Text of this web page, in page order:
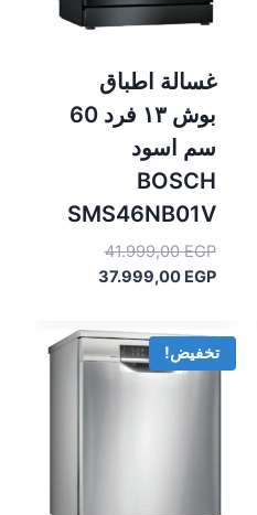
غسالة اطباق
بوش ١٣ فرد 60
سم اسود
BOSCH
SMS46NB01V
41.999,00EGP
السعر
الأصلي
41.999,00 EGP.
37.999,00 EGP
السعر
هو:
37.999,00 EGP.
تخفيض!